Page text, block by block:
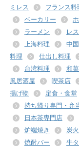
ミレス
フランス料
ベーカリー
ラーメン
レ
上海料理
中
料理
仕出し料理
台湾料理
和
風居酒屋
喫茶店
揚げ物
定食・食堂
持ち帰り専門・弁
日本茶専門店
炉端焼き
炭
焼酎バー
牛